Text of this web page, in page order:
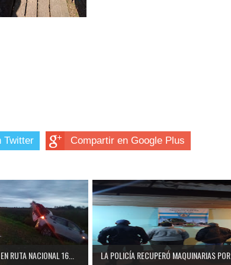
Twitter Compartir en Google Plus
RUTA NACIONAL 16... LA POLICÍA RECUPERÓ MAQUINARIAS POR...